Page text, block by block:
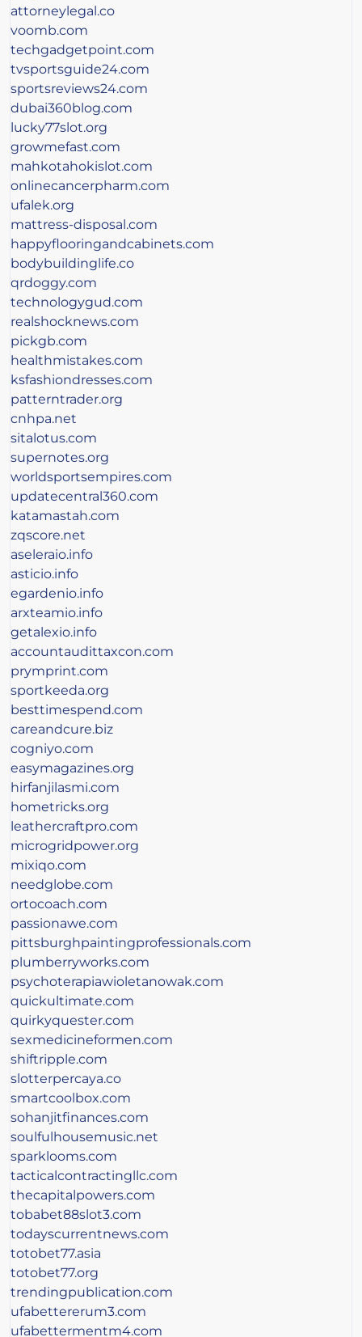
attorneylegal.co
voomb.com
techgadgetpoint.com
tvsportsguide24.com
sportsreviews24.com
dubai360blog.com
lucky77slot.org
growmefast.com
mahkotahokislot.com
onlinecancerpharm.com
ufalek.org
mattress-disposal.com
happyflooringandcabinets.com
bodybuildinglife.co
qrdoggy.com
technologygud.com
realshocknews.com
pickgb.com
healthmistakes.com
ksfashiondresses.com
patterntrader.org
cnhpa.net
sitalotus.com
supernotes.org
worldsportsempires.com
updatecentral360.com
katamastah.com
zqscore.net
aseleraio.info
asticio.info
egardenio.info
arxteamio.info
getalexio.info
accountaudittaxcon.com
prymprint.com
sportkeeda.org
besttimespend.com
careandcure.biz
cogniyo.com
easymagazines.org
hirfanjilasmi.com
hometricks.org
leathercraftpro.com
microgridpower.org
mixiqo.com
needglobe.com
ortocoach.com
passionawe.com
pittsburghpaintingprofessionals.com
plumberryworks.com
psychoterapiawioletanowak.com
quickultimate.com
quirkyquester.com
sexmedicineformen.com
shiftripple.com
slotterpercaya.co
smartcoolbox.com
sohanjitfinances.com
soulfulhousemusic.net
sparklooms.com
tacticalcontractingllc.com
thecapitalpowers.com
tobabet88slot3.com
todayscurrentnews.com
totobet77.asia
totobet77.org
trendingpublication.com
ufabettererum3.com
ufabettermentm4.com